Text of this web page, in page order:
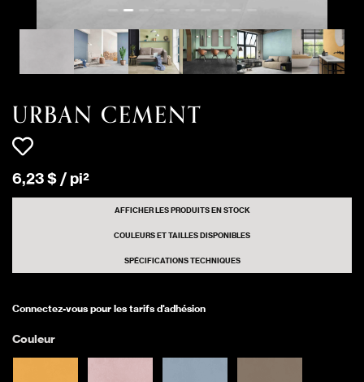
URBAN CEMENT
6,23$/ pi²
AFFICHER LES PRODUITS EN STOCK
COULEURS ET TAILLES DISPONIBLES
SPÉCIFICATIONS TECHNIQUES
Connectez-vous pour les tarifs d'adhésion
Couleur
912 pi²
URBAN CEMENT
Matte
URBAN CEMENT
WHITE ALYSSUM
URBAN CEMENT
WHITE ALYSSUM